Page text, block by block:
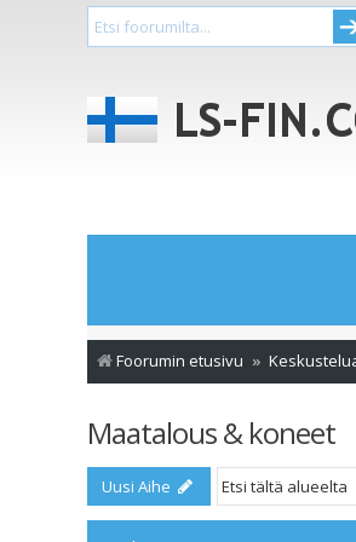
Foorumin etusivu
Maatalous & koneet
Uusi Aihe